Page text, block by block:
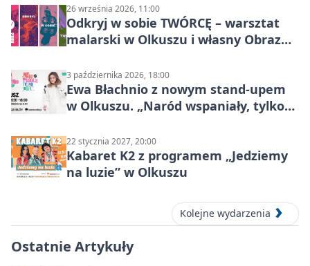
26 września 2026, 11:00
Odkryj w sobie TWÓRCĘ – warsztat
malarski w Olkuszu i własny Obraz
3 października 2026, 18:00
Ewa Błachnio z nowym stand-upem
w Olkuszu. „Naród wspaniały, tylko
22 stycznia 2027, 20:00
Kabaret K2 z programem „Jedziemy
na luzie” w Olkuszu
Kolejne wydarzenia
Ostatnie Artykuły